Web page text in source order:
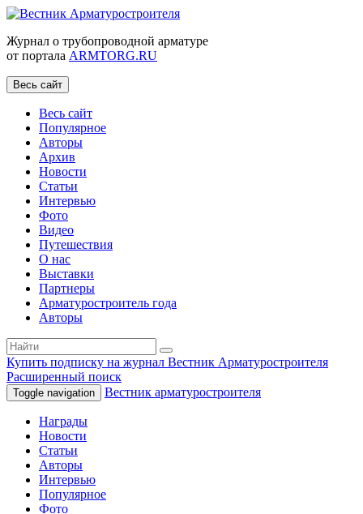
Журнал о трубопроводной арматуре
от портала ARMTORG.RU
Весь сайт
Весь сайт
Популярное
Авторы
Архив
Новости
Статьи
Интервью
Фото
Видео
Путешествия
О нас
Выставки
Партнеры
Арматуростроитель года
Авторы
Купить подписку на журнал Вестник Арматуростроителя
Расширенный поиск
Toggle navigation Вестник арматуростроителя
Награды
Новости
Статьи
Авторы
Интервью
Популярное
Фото